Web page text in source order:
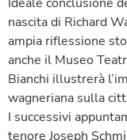
nascita di Richard
ampia riflessione
anche il Museo
Bianchi illustrerà
wagneriana sulla
I successivi
tenore Joseph